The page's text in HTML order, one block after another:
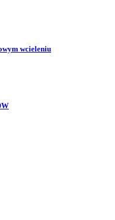
wcieleniu